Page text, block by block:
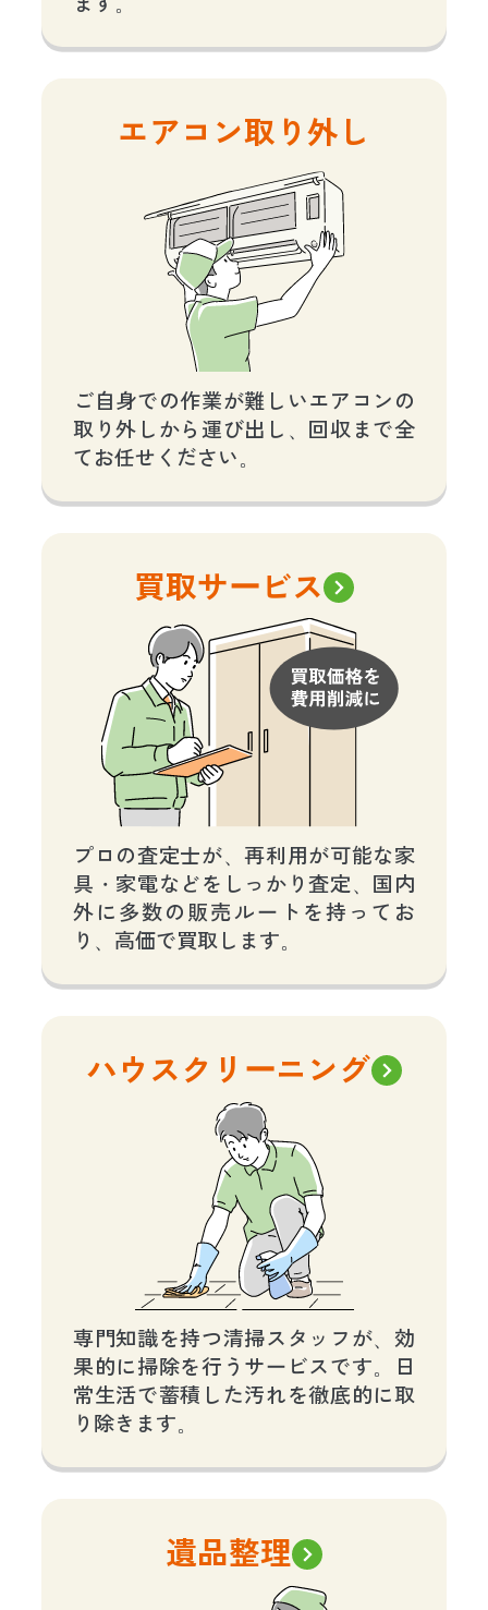
エアコン取り外し
ご自身での作業が難しいエアコンの
取り外しから運び出し、回収まで全
てお任せください。
買取サービス
プロの査定士が、再利用が可能な家
具・家電などをしっかり査定、国内
外に多数の販売ルートを持ってお
り、高価で買取します。
ハウスクリーニング
専門知識を持つ清掃スタッフが、効
果的に掃除を行うサービスです。日
常生活で蓄積した汚れを徹底的に取
り除きます。
遺品整理